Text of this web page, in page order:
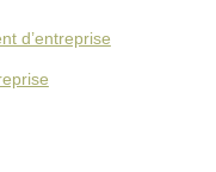
d’entreprise